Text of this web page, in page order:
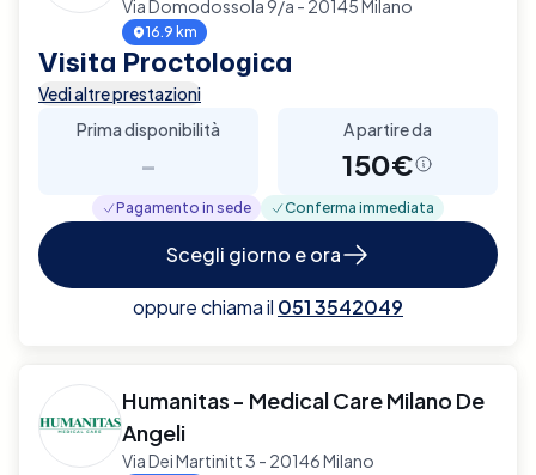
Via Domodossola 9/a - 20145 Milano
16.9 km
Visita Proctologica
Vedi altre prestazioni
Prima disponibilità
-
A partire da
150€
Pagamento in sede Conferma immediata
Scegli giorno e ora
oppure chiama il 051 3542049
Humanitas - Medical Care Milano De
Angeli
Via Dei Martinitt 3 - 20146 Milano